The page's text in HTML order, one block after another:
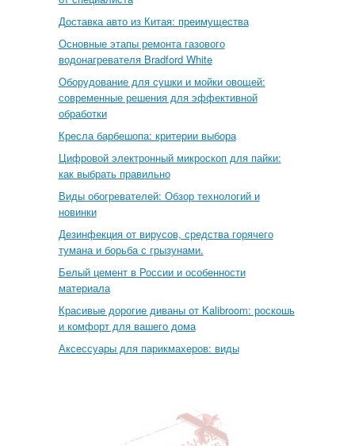
Доставка авто из Китая: преимущества
Основные этапы ремонта газового
водонагревателя Bradford White
Оборудование для сушки и мойки овощей:
современные решения для эффективной
обработки
Кресла барбешопа: критерии выбора
Цифровой электронный микроскоп для пайки:
как выбрать правильно
Виды обогревателей: Обзор технологий и
новинки
Дезинфекция от вирусов, средства горячего
тумана и борьба с грызунами.
Белый цемент в России и особенности
материала
Красивые дорогие диваны от Kalibroom: роскошь
и комфорт для вашего дома
Аксессуары для парикмахеров: виды